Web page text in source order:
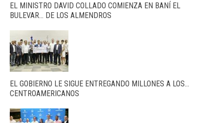
EL MINISTRO DAVID COLLADO COMIENZA EN BANÍ EL
BULEVAR… DE LOS ALMENDROS
EL GOBIERNO LE SIGUE ENTREGANDO MILLONES A LOS…
CENTROAMERICANOS